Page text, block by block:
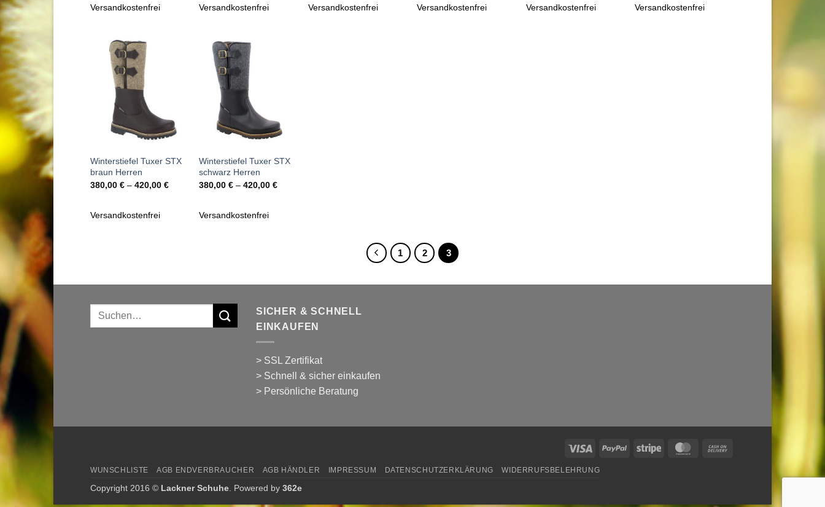
Versandkostenfrei Versandkostenfrei Versandkostenfrei Versandkostenfrei Versandkostenfrei Versandkostenfrei
Wunschliste
hinzufügen
Winterstiefel Tuxer STX
braun Herren
380,00 €– 420,00 €
Versandkostenfrei
Wunschliste
Winterstiefel Tuxer STX
schwarz Herren
380,00€ –420,00€
Versandkostenfrei
1 2 3
Suchen
SICHER & SCHNELL
EINKAUFEN
> SSL Zertifikat
> Schnell & sicher einkaufen
> Persönliche Beratung
Visa PayPal Stripe MasterCard
WUNSCHLISTE AGB ENDVERBRAUCHER AGB HÄNDLER IMPRESSUM DATENSCHUTZERKLÄRUNG WIDERRUFSBELEHRUNG
Copyright 2016 © Lackner Schuhe . Powered by 362e